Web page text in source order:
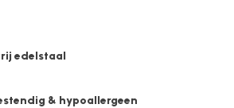
edelstaal
& hypoallergeen